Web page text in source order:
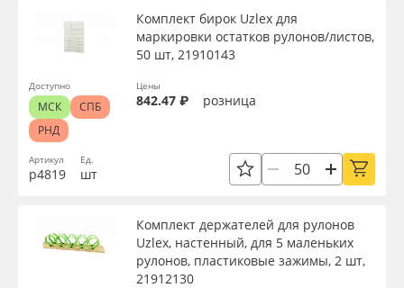
Артикул
р4819
Комплект бирок Uzlex для
маркировки остатков рулонов/листов,
50 шт, 21910143
Ед.
шт
Цены
842.47 ₽ розница
Доступно
МСК
СПБ
РНД
Комплект держателей для рулонов
Uzlex, настенный, для 5 маленьких
рулонов, пластиковые зажимы, 2 шт,
21912130